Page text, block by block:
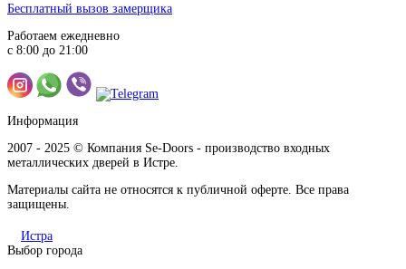
Бесплатный вызов замерщика
Работаем ежедневно
с 8:00 до 21:00
Информация
2007 - 2025 © Компания Se-Doors - производство входных
металлических дверей в Истре.
Материалы сайта не относятся к публичной оферте. Все права
защищены.
Истра
Выбор города